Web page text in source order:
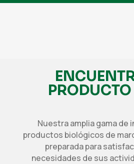
Nuestra amplia gama de
productos biológicos de
preparada para
necesidades de sus